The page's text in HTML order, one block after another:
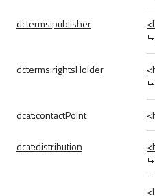
dcterms:publisher
dcterms:rightsHolder
dcat:contactPoint
dcat:distribution